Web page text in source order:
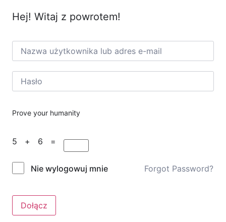
Hej! Witaj z powrotem!
Prove your humanity
5 + 6 =
Nie wylogowuj mnie Forgot Password?
Dołącz